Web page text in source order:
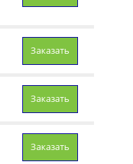
Заказать
Заказать
Заказать